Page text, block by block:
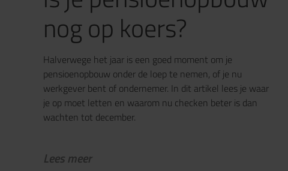
nog op koers?
Halverwege het jaar is een goed moment om je
pensioenopbouw onder de loep te nemen, of je nu
werkgever bent of ondernemer. In dit artikel lees je waar
je op moet letten en waarom nu checken beter is dan
wachten tot december.
Lees meer